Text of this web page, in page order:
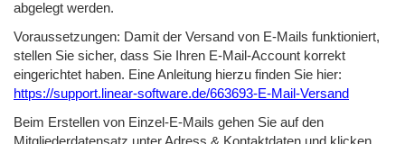
abgelegt werden.
Voraussetzungen: Damit der Versand von E-Mails funktioniert,
stellen Sie sicher, dass Sie Ihren E-Mail-Account korrekt
eingerichtet haben. Eine Anleitung hierzu finden Sie hier:
https://support.linear-software.de/663693-E-Mail-Versand
Beim Erstellen von Einzel-E-Mails gehen Sie auf den